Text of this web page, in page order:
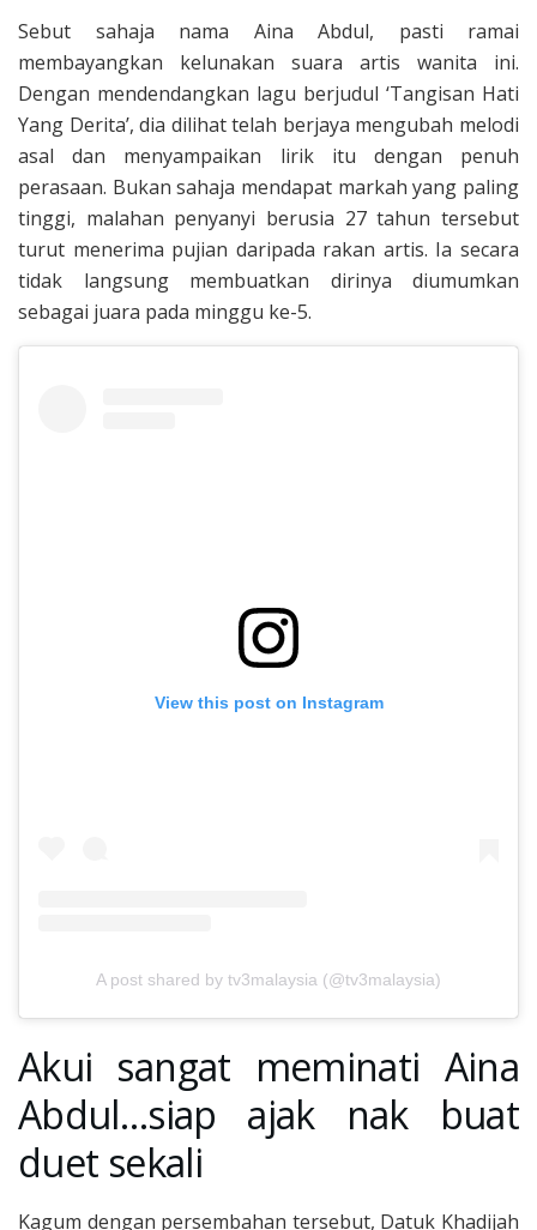
Sebut sahaja nama Aina Abdul, pasti ramai
membayangkan kelunakan suara artis wanita ini.
Dengan mendendangkan lagu berjudul ‘Tangisan Hati
Yang Derita’, dia dilihat telah berjaya mengubah melodi
asal dan menyampaikan lirik itu dengan penuh
perasaan. Bukan sahaja mendapat markah yang paling
tinggi, malahan penyanyi berusia 27 tahun tersebut
turut menerima pujian daripada rakan artis. Ia secara
tidak langsung membuatkan dirinya diumumkan
sebagai juara pada minggu ke-5.
View this post on Instagram
A post shared by tv3malaysia (@tv3malaysia)
Akui sangat meminati Aina
Abdul…siap ajak nak buat
duet sekali
Kagum dengan persembahan tersebut, Datuk Khadijah